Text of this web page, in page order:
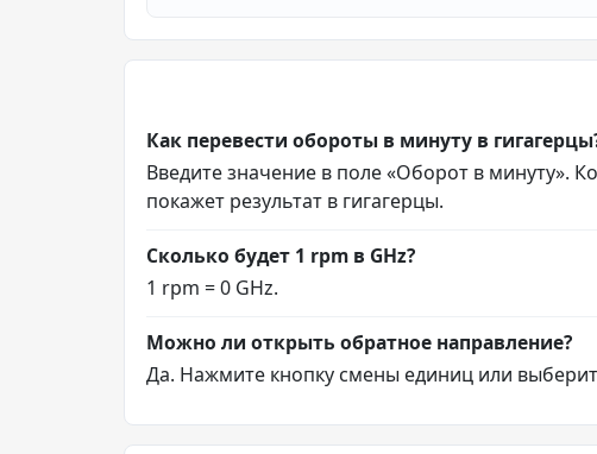
Как перевести обороты в минуту в
Введите значение в поле «Оборот в минуту».
покажет результат в гигагерцы.
Сколько будет 1 rpm в GHz?
1 rpm = 0 GHz.
Можно ли открыть обратное направление?
Да. Нажмите кнопку смены единиц или